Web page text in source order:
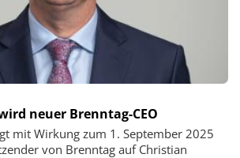
neuer Brenntag-CEO
mit Wirkung zum 1. September 2025
von Brenntag auf Christian